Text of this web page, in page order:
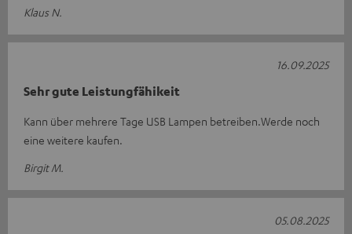
Klaus N.
Sehr gute Leistungfähikeit
Kann über mehrere Tage USB Lampen betreiben.Werde noch
eine weitere kaufen.
Birgit M.
16.09.2025
05.08.2025